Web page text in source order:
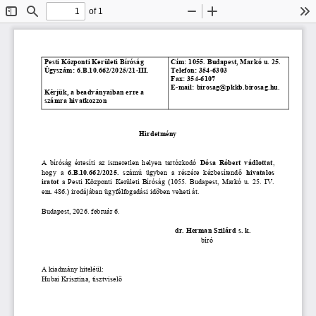
Toggle
Sidebar
Find
of 1
Zoom
Out
In
Pesti Központi Kerületi Bíróság
Ügyszám: 6.B.10.662/2025/21-III.
Kérjük, a beadványaiban erre a
számra hivatkozzon
Cím: 1055. Budapest, Markó u. 25.
Telefon: 354-6303
Fax: 354-6107
E-mail: birosag@pkkb.birosag.hu.
Hirdetmény
A bíróság értesíti az ismeretlen helyen tartózkodó Dósa   Róbert vádlottat,
hogy a 6.B.10.662/2025. számú ügyben a részére kézbesítendő hivatalos
iratot a Pesti Központi Kerületi Bíróság (1055. Budapest, Markó u. 25. IV.
em. 486.) irodájában ügyfélfogadási időben veheti át.
Budapest, 2026. február 6.
dr. Herman Szilárd s. k.
   bíró
A kiadmány hiteléül:
Hubai Krisztina, tisztviselő